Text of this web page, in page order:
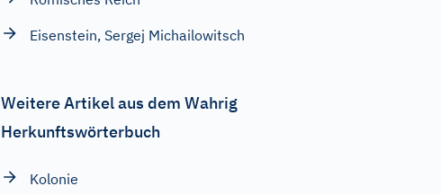
Eisenstein, Sergej Michailowitsch
Weitere Artikel aus dem Wahrig
Herkunftswörterbuch
Kolonie